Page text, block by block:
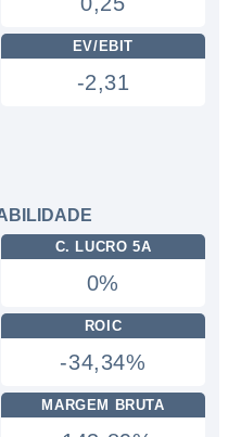
EV/EBIT
-2,31
C. LUCRO 5A
0%
ROIC
-34,34%
MARGEM BRUTA